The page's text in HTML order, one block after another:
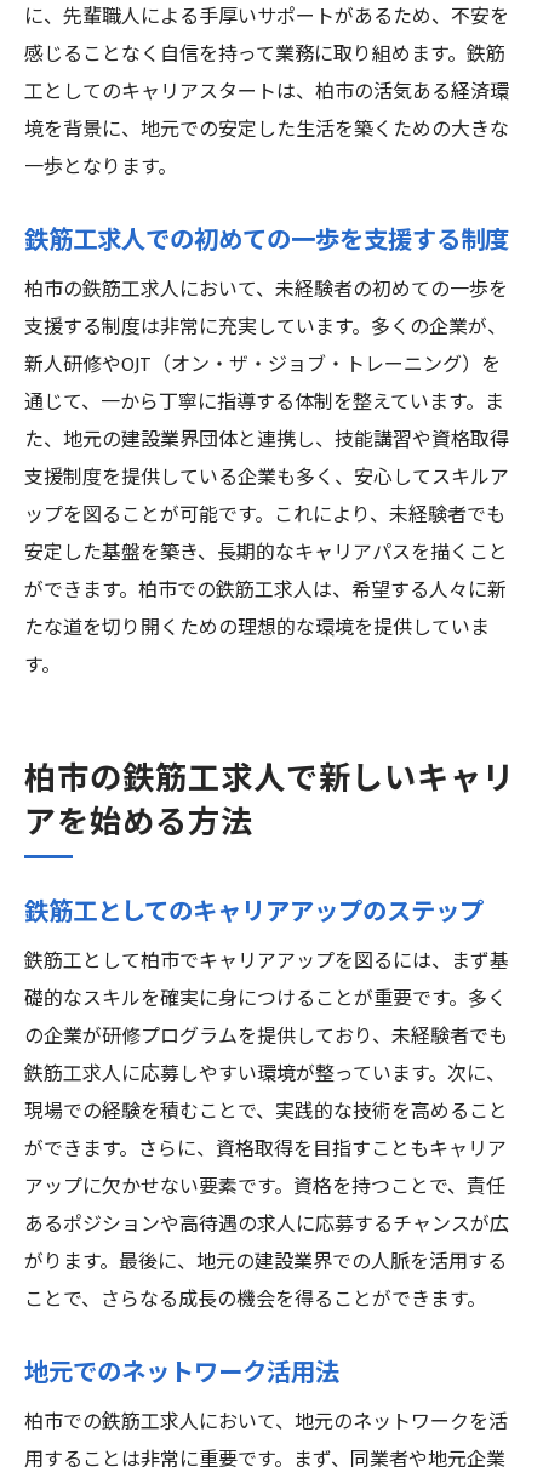
に、先輩職人による手厚いサポートがあるため、不安を
感じることなく自信を持って業務に取り組めます。鉄筋
工としてのキャリアスタートは、柏市の活気ある経済環
境を背景に、地元での安定した生活を築くための大きな
一歩となります。
鉄筋工求人での初めての一歩を支援する制度
柏市の鉄筋工求人において、未経験者の初めての一歩を
支援する制度は非常に充実しています。多くの企業が、
新人研修やOJT（オン・ザ・ジョブ・トレーニング）を
通じて、一から丁寧に指導する体制を整えています。ま
た、地元の建設業界団体と連携し、技能講習や資格取得
支援制度を提供している企業も多く、安心してスキルア
ップを図ることが可能です。これにより、未経験者でも
安定した基盤を築き、長期的なキャリアパスを描くこと
ができます。柏市での鉄筋工求人は、希望する人々に新
たな道を切り開くための理想的な環境を提供していま
す。
柏市の鉄筋工求人で新しいキャリ
アを始める方法
鉄筋工としてのキャリアアップのステップ
鉄筋工として柏市でキャリアアップを図るには、まず基
礎的なスキルを確実に身につけることが重要です。多く
の企業が研修プログラムを提供しており、未経験者でも
鉄筋工求人に応募しやすい環境が整っています。次に、
現場での経験を積むことで、実践的な技術を高めること
ができます。さらに、資格取得を目指すこともキャリア
アップに欠かせない要素です。資格を持つことで、責任
あるポジションや高待遇の求人に応募するチャンスが広
がります。最後に、地元の建設業界での人脈を活用する
ことで、さらなる成長の機会を得ることができます。
地元でのネットワーク活用法
柏市での鉄筋工求人において、地元のネットワークを活
用することは非常に重要です。まず、同業者や地元企業